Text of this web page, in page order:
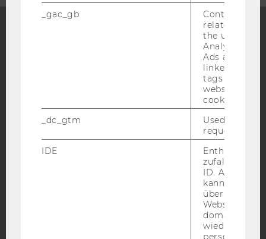
Blog
Bluesky
BARRIEREFREIHEITSERKLÄRUNG WEBSEITE
DATENSCHUTZERKLÄRUNG SOCIAL MEDIA
_gac_gb
Contains
related
the user. If
Analytics and
Ads accounts
linked, the
tags on the
website read
cookie.
_dc_gtm
Used to
request rate.
IDE
Enthält eine
ID. Anhand
kann Google
über
Websites